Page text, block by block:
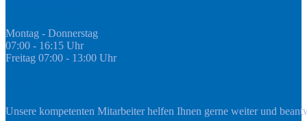
Montag - Donnerstag
07:00 - 16:15 Uhr
Freitag 07:00 - 13:00 Uhr
Unsere kompetenten Mitarbeiter helfen Ihnen gerne weiter und